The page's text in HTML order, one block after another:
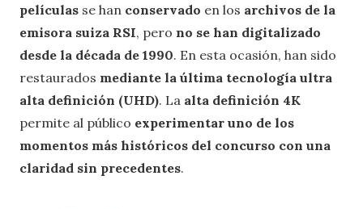
películas se han conservado en los archivos de la
emisora suiza RSI, pero no se han digitalizado
desde la década de 1990. En esta ocasión, han sido
restaurados mediante la última tecnología ultra
alta definición (UHD). La alta definición 4K
permite al público experimentar uno de los
momentos más históricos del concurso con una
claridad sin precedentes.